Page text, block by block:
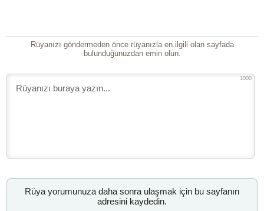
Rüyanızı göndermeden önce rüyanızla en ilgili olan sayfada
bulunduğunuzdan emin olun.
1000
Rüya yorumunuza daha sonra ulaşmak için bu sayfanın
adresini kaydedin.